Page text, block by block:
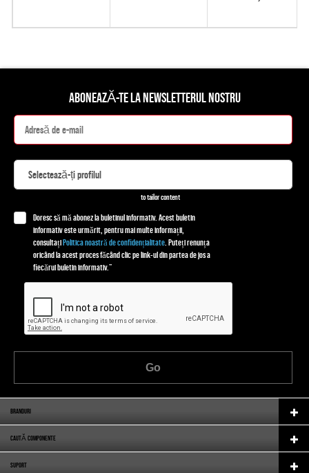
ABONEAZĂ-TE LA NEWSLETTERUL NOSTRU
to tailor content
Doresc să mă abonez la buletinul informativ. Acest buletin
informativ este urmărit, pentru mai multe informații,
consultațiPolitica noastră de confidențialitate. Puteți renunța
oricând la acest proces făcând clic pe link-ul din partea de jos a
fiecărui buletin informativ.”
Go
BRANDURI
CAUTĂ COMPONENTE
SUPORT